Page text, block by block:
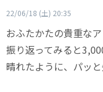
22/06/18 (土) 20:35
おふたかたの貴重な
振り返ってみると
晴れたように、パッ